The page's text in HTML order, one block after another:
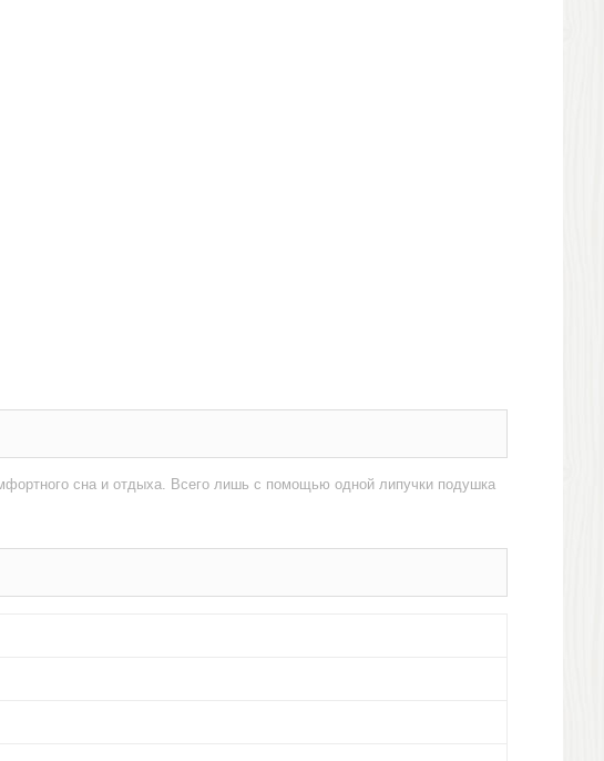
сна и отдыха. Всего лишь с помощью одной липучки подушка